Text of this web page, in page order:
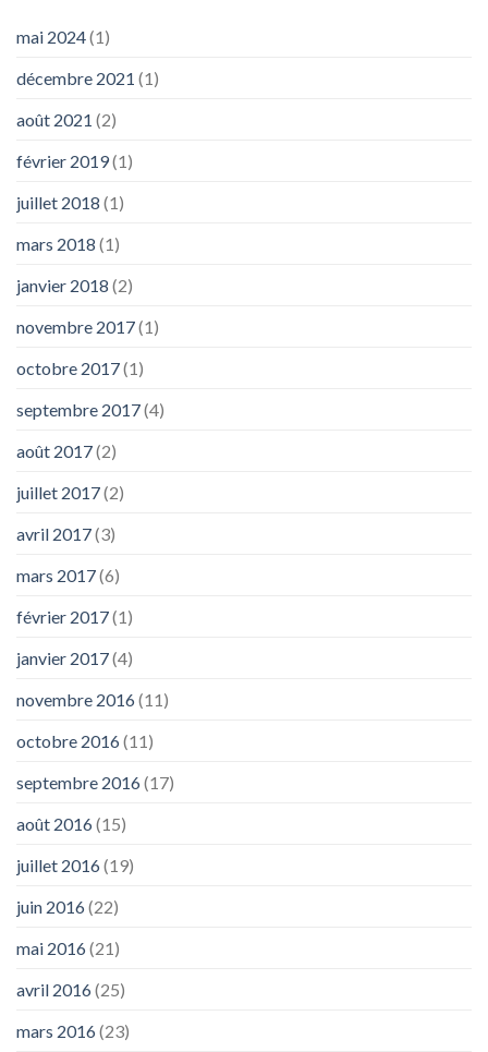
mai 2024(1)
décembre 2021 (1)
août 2021 (2)
février 2019(1)
juillet 2018 (1)
mars 2018 (1)
janvier 2018 (2)
novembre 2017(1)
octobre 2017(1)
septembre 2017(4)
août 2017(2)
juillet 2017(2)
avril 2017(3)
mars 2017(6)
février 2017(1)
janvier 2017(4)
novembre 2016(11)
octobre 2016(11)
septembre 2016(17)
août 2016(15)
juillet 2016(19)
juin 2016(22)
mai 2016(21)
avril 2016(25)
mars 2016(23)